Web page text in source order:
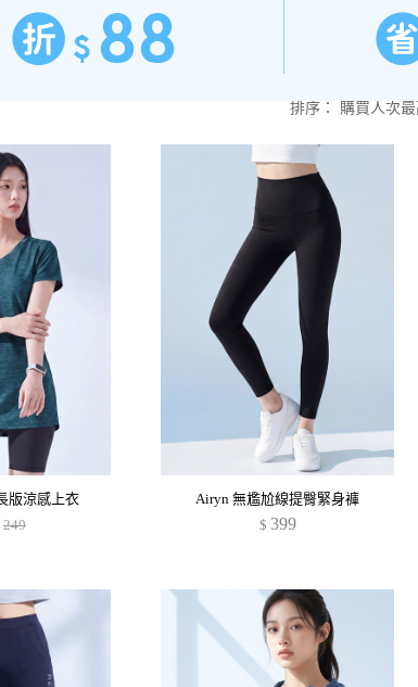
排序： 購買人次最
版涼感上衣
249
Airyn 無尷尬線提臀緊身褲
$ 399